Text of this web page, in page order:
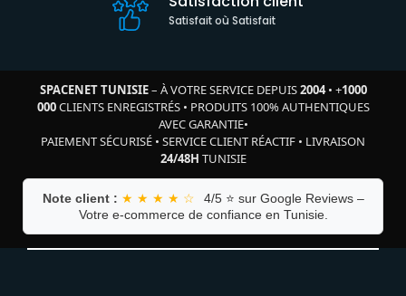
Satisfait où Satisfait
SPACENET TUNISIE– À VOTRE SERVICE DEPUIS2004• +1000
000CLIENTS ENREGISTRÉS• PRODUITS 100% AUTHENTIQUES
AVEC GARANTIE•
PAIEMENT SÉCURISÉ • SERVICE CLIENT RÉACTIF • LIVRAISON
24/48H TUNISIE
Note client : ★ ★ ★ ★ ☆
4/5 ⭐ sur Google Reviews –
Votre e-commerce de confiance en Tunisie.